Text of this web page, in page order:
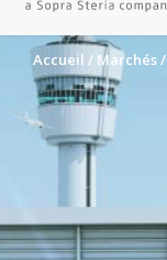
Accueil / Marchés/